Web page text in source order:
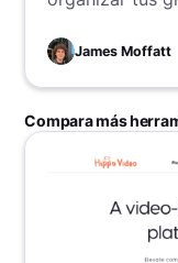
James Moffatt
Compara más